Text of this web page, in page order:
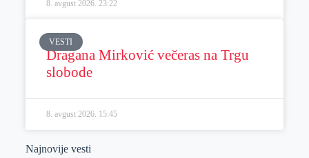
8. avgust 2026. 23:22
VESTI
Dragana Mirković večeras na Trgu
slobode
8. avgust 2026. 15:45
Najnovije vesti